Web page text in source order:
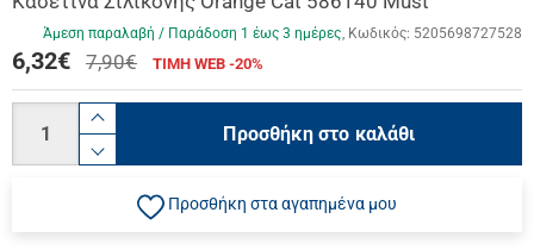
Άμεση παραλαβή / Παράδoση 1 έως 3 ημέρες Κωδικός: 5205698727528
6,32€ 7,90€ ΤΙΜΗ WEB -20%
product.increase.quantity
product.decrease.quantity
Προσθήκη στο καλάθι
Προσθήκη στα αγαπημένα μου